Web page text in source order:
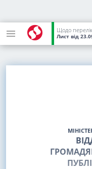
Лист від